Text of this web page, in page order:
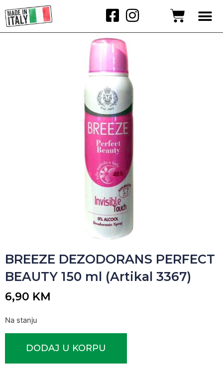
BREEZE DEZODORANS PERFECT
BEAUTY 150 ml (Artikal 3367)
6,90 KM
Na stanju
DODAJ U KORPU